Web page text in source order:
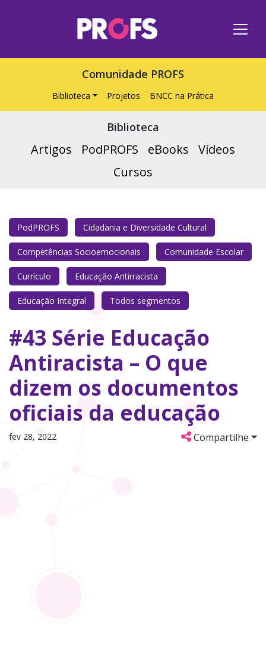
Comunidade PROFS
Biblioteca Projetos BNCC na Prática
Biblioteca
Artigos PodPROFS eBooks
Vídeos
Cursos
PodPROFS Cidadania e Diversidade Cultural
Competências Socioemocionais Comunidade Escolar
Currículo Educação Antirracista
Educação Integral Todos segmentos
#43 Série Educação
Antiracista – O que
dizem os documentos
oficiais da educação
fev 28, 2022 Compartilhe